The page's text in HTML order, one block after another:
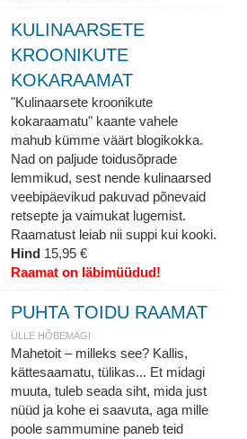
KULINAARSETE
KROONIKUTE
KOKARAAMAT
"Kulinaarsete kroonikute
kokaraamatu" kaante vahele
mahub kümme väärt blogikokka.
Nad on paljude toidusõprade
lemmikud, sest nende kulinaarsed
veebipäevikud pakuvad põnevaid
retsepte ja vaimukat lugemist.
Raamatust leiab nii suppi kui kooki.
Hind 15,95 €
Raamat on läbimüüdud!
PUHTA TOIDU RAAMAT
ÜLLE HÕBEMÄGI
Mahetoit – milleks see? Kallis,
kättesaamatu, tülikas... Et midagi
muuta, tuleb seada siht, mida just
nüüd ja kohe ei saavuta, aga mille
poole sammumine paneb teid